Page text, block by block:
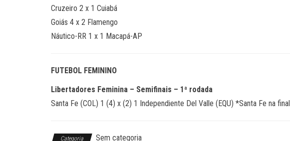
Cruzeiro 2 x 1 Cuiabá
Goiás 4 x 2 Flamengo
Náutico-RR 1 x 1 Macapá-AP
FUTEBOL FEMININO
Libertadores Feminina – Semifinais – 1ª rodada
Santa Fe (COL) 1 (4) x (2) 1 Independiente Del Valle (EQU) *Santa Fe na final
Categoria Sem categoria